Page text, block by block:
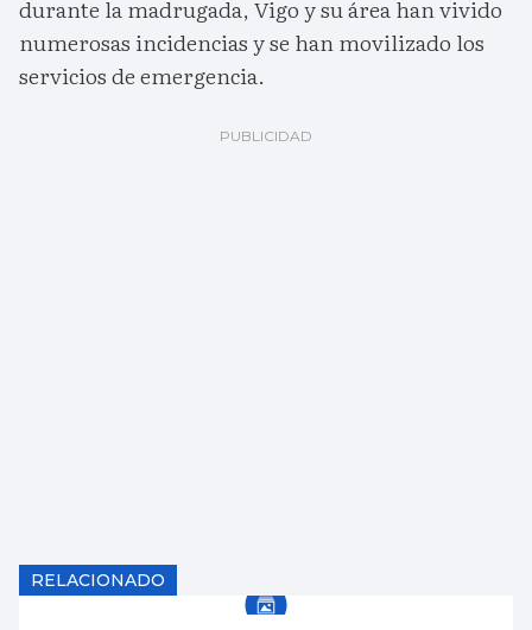
durante la madrugada, Vigo y su área han vivido
numerosas incidencias y se han movilizado los
servicios de emergencia.
RELACIONADO